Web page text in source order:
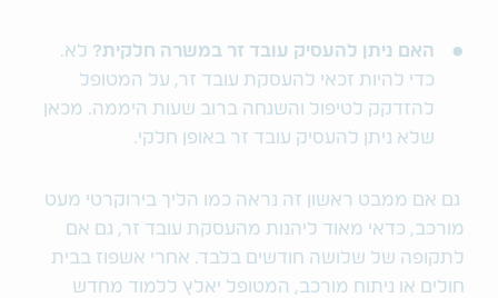
האם ניתן להעסיק עובד זר במשרה חלקית? לא.
כדי להיות זכאי להעסקת עובד זר, על המטופל
להזדקק לטיפול והשגחה ברוב שעות היממה. מכאן
שלא ניתן להעסיק עובד זר באופן חלקי.
גם אם ממבט ראשון זה נראה כמו הליך בירוקרטי מעט
מורכב, כדאי מאוד ליהנות מהעסקת עובד זר, גם אם
לתקופה של שלושה חודשים בלבד. אחרי אשפוז בבית
חולים או ניתוח מורכב, המטופל יאלץ ללמוד מחדש